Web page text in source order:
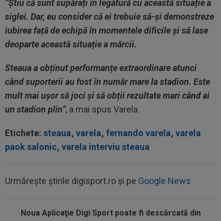
”Știu că sunt supărați în legătură cu această situație a
siglei. Dar, eu consider că ei trebuie să-și demonstreze
iubirea față de echipă în momentele dificile și să lase
deoparte această situație a mărcii.
Steaua a obținut performanțe extraordinare atunci
când suporterii au fost în număr mare la stadion. Este
mult mai ușor să joci și să obții rezultate mari când ai
un stadion plin”, a mai spus Varela.
Etichete: steaua, varela, fernando varela, varela
paok salonic, varela interviu steaua
Urmărește știrile digisport.ro și pe Google News
Noua Aplicaţie Digi Sport poate fi descărcată din